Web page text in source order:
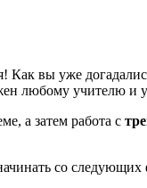
Как вы уже
любому учителю и
а затем работа с
со следующих